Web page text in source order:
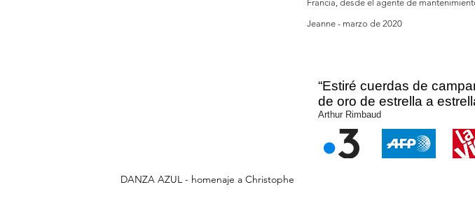
Francia, desde el agente de
Jeanne - marzo de 2020
DANZA AZUL - homenaje a Christophe
“Estiré cuerdas de
de oro de estrella a
Arthur Rimbaud